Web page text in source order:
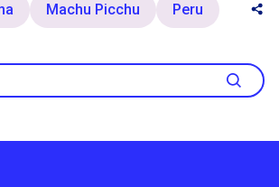
Machu Picchu Peru